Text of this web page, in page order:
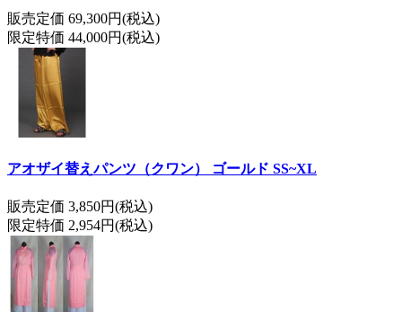
販売定価 69,300円(税込)
限定特価 44,000円(税込)
アオザイ替えパンツ（クワン） ゴールド SS~XL
販売定価 3,850円(税込)
限定特価 2,954円(税込)